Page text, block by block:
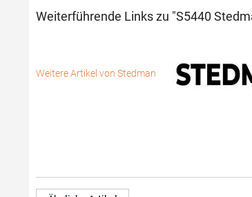
Weiterführende Links zu "S5440
Weitere Artikel von Stedman